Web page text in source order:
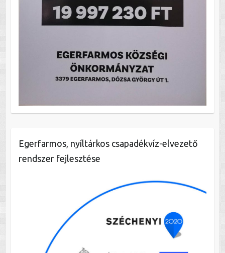
Egerfarmos, nyíltárkos csapadékvíz-elvezető
rendszer fejlesztése